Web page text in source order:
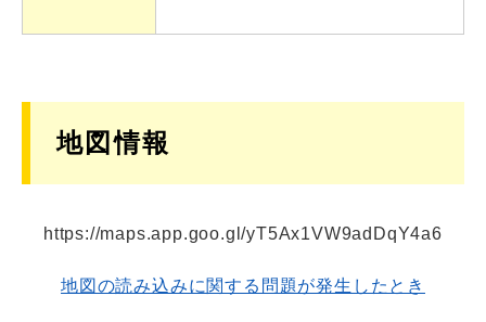
地図情報
https://maps.app.goo.gl/yT5Ax1VW9adDqY4a6
地図の読み込みに関する問題が発生したとき